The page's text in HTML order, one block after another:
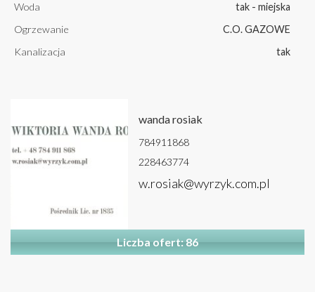
Woda
tak - miejska
Ogrzewanie
C.O. GAZOWE
Kanalizacja
tak
wanda rosiak
784911868
228463774
w.rosiak@wyrzyk.com.pl
Liczba ofert: 86